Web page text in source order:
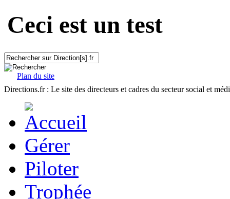
Ceci est un test
Plan du site
Directions.fr : Le site des directeurs et cadres du secteur social et
Gérer
Piloter
Trophée